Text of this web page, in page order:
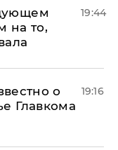
на то,
19:44
о
Главкома
19:16